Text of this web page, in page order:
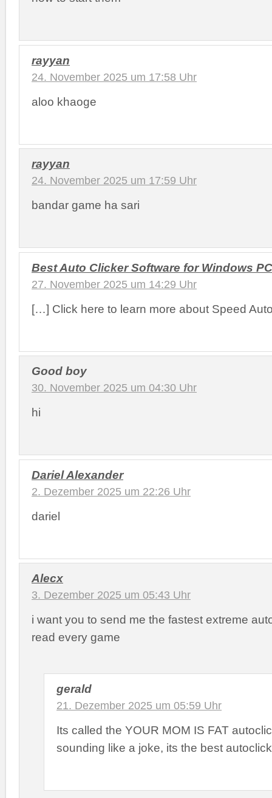
rayyan
24. November 2025 um 17:58 Uhr
aloo khaoge
rayyan
24. November 2025 um 17:59 Uhr
bandar game ha sari
Best Auto Clicker Software for Windows PC
27. November 2025 um 14:29 Uhr
[…] Click here to learn more about Speed
Good boy
30. November 2025 um 04:30 Uhr
hi
Dariel Alexander
2. Dezember 2025 um 22:26 Uhr
dariel
Alecx
3. Dezember 2025 um 05:43 Uhr
i want you to send me the fastest extreme
read every game
gerald
21. Dezember 2025 um 05:59 Uhr
Its called the YOUR MOM IS FAT
sounding like a joke, its the best